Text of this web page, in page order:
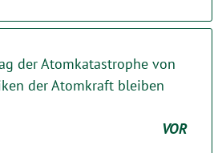
der Atomkatastrophe von
der Atomkraft bleiben
VOR